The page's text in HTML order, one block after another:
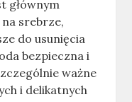
głównym
srebrze,
do usunięcia
bezpieczna i
ważne
i delikatnych